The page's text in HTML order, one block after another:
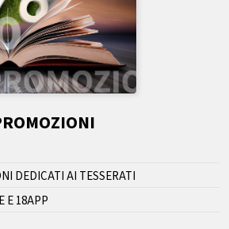
DEDICATI AI TESSERATI
E 18APP